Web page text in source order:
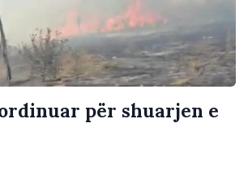
për shuarjen e